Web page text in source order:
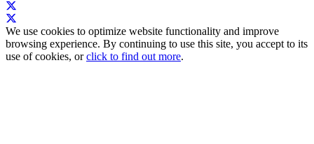
We use cookies to optimize website functionality and improve
browsing experience. By continuing to use this site, you accept to its
use of cookies, orclick to find out more.